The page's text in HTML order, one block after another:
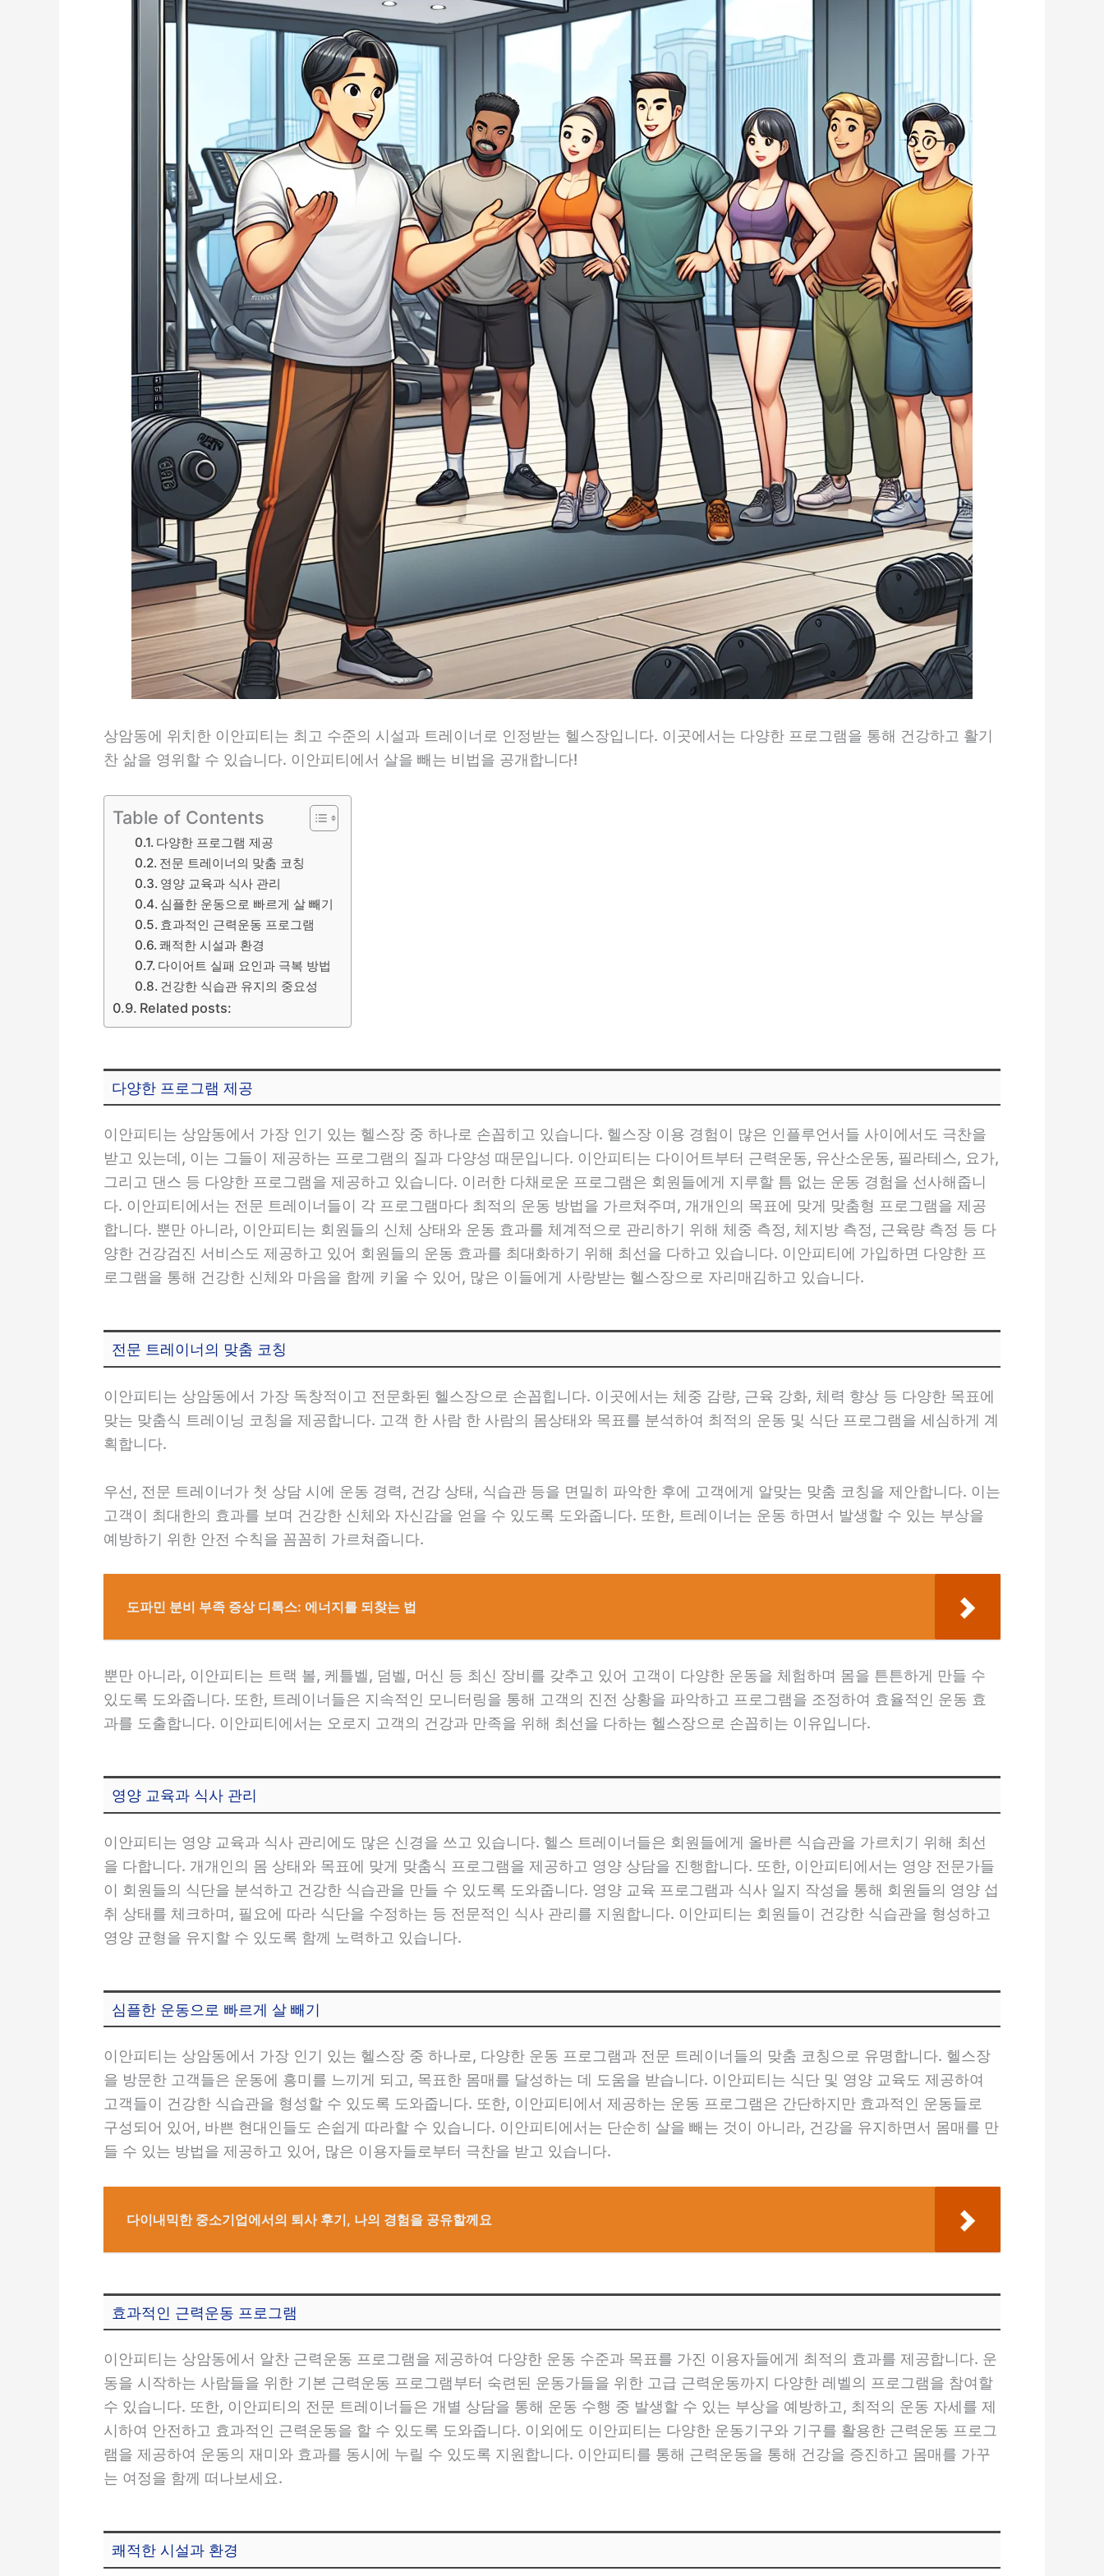
상암동에 위치한 이안피티는 최고 수준의 시설과 트레이너로 인정받는 헬스장입니다. 이곳에서는 다양한 프로그램을 통해 건강하고 활기
찬 삶을 영위할 수 있습니다. 이안피티에서 살을 빼는 비법을 공개합니다!
Table of Contents
다양한 프로그램 제공
전문 트레이너의 맞춤 코칭
영양 교육과 식사 관리
심플한 운동으로 빠르게 살 빼기
효과적인 근력운동 프로그램
쾌적한 시설과 환경
다이어트 실패 요인과 극복 방법
건강한 식습관 유지의 중요성
Related posts:
다양한 프로그램 제공
이안피티는 상암동에서 가장 인기 있는 헬스장 중 하나로 손꼽히고 있습니다. 헬스장 이용 경험이 많은 인플루언서들 사이에서도 극찬을
받고 있는데, 이는 그들이 제공하는 프로그램의 질과 다양성 때문입니다. 이안피티는 다이어트부터 근력운동, 유산소운동, 필라테스, 요가,
그리고 댄스 등 다양한 프로그램을 제공하고 있습니다. 이러한 다채로운 프로그램은 회원들에게 지루할 틈 없는 운동 경험을 선사해줍니
다. 이안피티에서는 전문 트레이너들이 각 프로그램마다 최적의 운동 방법을 가르쳐주며, 개개인의 목표에 맞게 맞춤형 프로그램을 제공
합니다. 뿐만 아니라, 이안피티는 회원들의 신체 상태와 운동 효과를 체계적으로 관리하기 위해 체중 측정, 체지방 측정, 근육량 측정 등 다
양한 건강검진 서비스도 제공하고 있어 회원들의 운동 효과를 최대화하기 위해 최선을 다하고 있습니다. 이안피티에 가입하면 다양한 프
로그램을 통해 건강한 신체와 마음을 함께 키울 수 있어, 많은 이들에게 사랑받는 헬스장으로 자리매김하고 있습니다.
전문 트레이너의 맞춤 코칭
이안피티는 상암동에서 가장 독창적이고 전문화된 헬스장으로 손꼽힙니다. 이곳에서는 체중 감량, 근육 강화, 체력 향상 등 다양한 목표에
맞는 맞춤식 트레이닝 코칭을 제공합니다. 고객 한 사람 한 사람의 몸상태와 목표를 분석하여 최적의 운동 및 식단 프로그램을 세심하게 계
획합니다.
우선, 전문 트레이너가 첫 상담 시에 운동 경력, 건강 상태, 식습관 등을 면밀히 파악한 후에 고객에게 알맞는 맞춤 코칭을 제안합니다. 이는
고객이 최대한의 효과를 보며 건강한 신체와 자신감을 얻을 수 있도록 도와줍니다. 또한, 트레이너는 운동 하면서 발생할 수 있는 부상을
예방하기 위한 안전 수칙을 꼼꼼히 가르쳐줍니다.
도파민 분비 부족 증상 디톡스: 에너지를 되찾는 법
뿐만 아니라, 이안피티는 트랙 볼, 케틀벨, 덤벨, 머신 등 최신 장비를 갖추고 있어 고객이 다양한 운동을 체험하며 몸을 튼튼하게 만들 수
있도록 도와줍니다. 또한, 트레이너들은 지속적인 모니터링을 통해 고객의 진전 상황을 파악하고 프로그램을 조정하여 효율적인 운동 효
과를 도출합니다. 이안피티에서는 오로지 고객의 건강과 만족을 위해 최선을 다하는 헬스장으로 손꼽히는 이유입니다.
영양 교육과 식사 관리
이안피티는 영양 교육과 식사 관리에도 많은 신경을 쓰고 있습니다. 헬스 트레이너들은 회원들에게 올바른 식습관을 가르치기 위해 최선
을 다합니다. 개개인의 몸 상태와 목표에 맞게 맞춤식 프로그램을 제공하고 영양 상담을 진행합니다. 또한, 이안피티에서는 영양 전문가들
이 회원들의 식단을 분석하고 건강한 식습관을 만들 수 있도록 도와줍니다. 영양 교육 프로그램과 식사 일지 작성을 통해 회원들의 영양 섭
취 상태를 체크하며, 필요에 따라 식단을 수정하는 등 전문적인 식사 관리를 지원합니다. 이안피티는 회원들이 건강한 식습관을 형성하고
영양 균형을 유지할 수 있도록 함께 노력하고 있습니다.
심플한 운동으로 빠르게 살 빼기
이안피티는 상암동에서 가장 인기 있는 헬스장 중 하나로, 다양한 운동 프로그램과 전문 트레이너들의 맞춤 코칭으로 유명합니다. 헬스장
을 방문한 고객들은 운동에 흥미를 느끼게 되고, 목표한 몸매를 달성하는 데 도움을 받습니다. 이안피티는 식단 및 영양 교육도 제공하여
고객들이 건강한 식습관을 형성할 수 있도록 도와줍니다. 또한, 이안피티에서 제공하는 운동 프로그램은 간단하지만 효과적인 운동들로
구성되어 있어, 바쁜 현대인들도 손쉽게 따라할 수 있습니다. 이안피티에서는 단순히 살을 빼는 것이 아니라, 건강을 유지하면서 몸매를 만
들 수 있는 방법을 제공하고 있어, 많은 이용자들로부터 극찬을 받고 있습니다.
다이내믹한 중소기업에서의 퇴사 후기, 나의 경험을 공유할께요
효과적인 근력운동 프로그램
이안피티는 상암동에서 알찬 근력운동 프로그램을 제공하여 다양한 운동 수준과 목표를 가진 이용자들에게 최적의 효과를 제공합니다. 운
동을 시작하는 사람들을 위한 기본 근력운동 프로그램부터 숙련된 운동가들을 위한 고급 근력운동까지 다양한 레벨의 프로그램을 참여할
수 있습니다. 또한, 이안피티의 전문 트레이너들은 개별 상담을 통해 운동 수행 중 발생할 수 있는 부상을 예방하고, 최적의 운동 자세를 제
시하여 안전하고 효과적인 근력운동을 할 수 있도록 도와줍니다. 이외에도 이안피티는 다양한 운동기구와 기구를 활용한 근력운동 프로그
램을 제공하여 운동의 재미와 효과를 동시에 누릴 수 있도록 지원합니다. 이안피티를 통해 근력운동을 통해 건강을 증진하고 몸매를 가꾸
는 여정을 함께 떠나보세요.
쾌적한 시설과 환경